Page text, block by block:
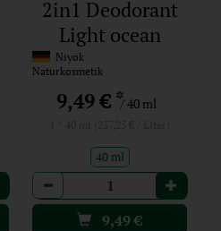
2in1 Deodorant
Light ocean
Niyok
Naturkosmetik
9,49 €*/ 40 ml
40 ml
Anzahl
9,49€